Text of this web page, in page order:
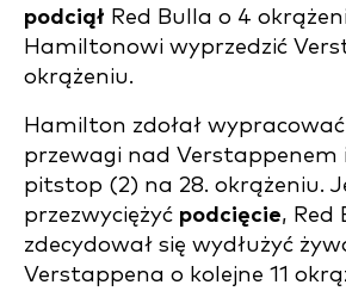
podciął Red Bulla o 4
Hamiltonowi wyprzedzić
okrążeniu.
Hamilton zdołał
przewagi nad Verstappenem
pitstop (2) na 28. okrążeniu.
przezwyciężyć podcięcie, Red
zdecydował się wydłużyć
Verstappena o kolejne 11